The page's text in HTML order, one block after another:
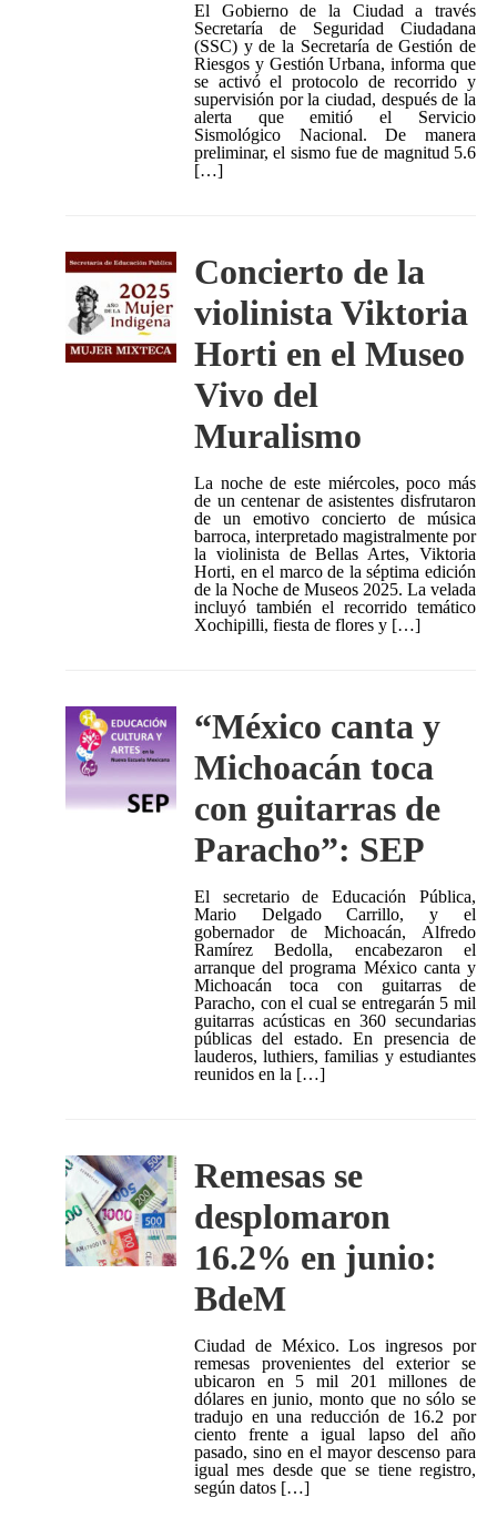
El Gobierno de la Ciudad a través
Secretaría de Seguridad Ciudadana
(SSC) y de la Secretaría de Gestión de
Riesgos y Gestión Urbana, informa que
se activó el protocolo de recorrido y
supervisión por la ciudad, después de la
alerta que emitió el Servicio
Sismológico Nacional. De manera
preliminar, el sismo fue de magnitud 5.6
[…]
Concierto de la
violinista Viktoria
Horti en el Museo
Vivo del
Muralismo
La noche de este miércoles, poco más
de un centenar de asistentes disfrutaron
de un emotivo concierto de música
barroca, interpretado magistralmente por
la violinista de Bellas Artes, Viktoria
Horti, en el marco de la séptima edición
de la Noche de Museos 2025. La velada
incluyó también el recorrido temático
Xochipilli, fiesta de flores y […]
“México canta y
Michoacán toca
con guitarras de
Paracho”: SEP
El secretario de Educación Pública,
Mario Delgado Carrillo, y el
gobernador de Michoacán, Alfredo
Ramírez Bedolla, encabezaron el
arranque del programa México canta y
Michoacán toca con guitarras de
Paracho, con el cual se entregarán 5 mil
guitarras acústicas en 360 secundarias
públicas del estado. En presencia de
lauderos, luthiers, familias y estudiantes
reunidos en la […]
Remesas se
desplomaron
16.2% en junio:
BdeM
Ciudad de México. Los ingresos por
remesas provenientes del exterior se
ubicaron en 5 mil 201 millones de
dólares en junio, monto que no sólo se
tradujo en una reducción de 16.2 por
ciento frente a igual lapso del año
pasado, sino en el mayor descenso para
igual mes desde que se tiene registro,
según datos […]